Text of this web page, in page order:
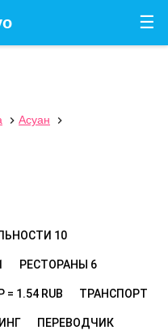
☰
 Асуан

10
РЕСТОРАНЫ 6
= 1.54 RUB ТРАНСПОРТ
ПЕРЕВОДЧИК